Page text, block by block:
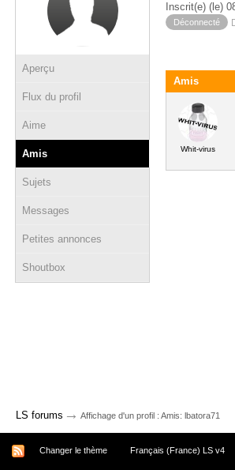
Aperçu
Flux du profil
Aime
Amis
Sujets
Messages
Petites annonces
Shoutbox
Inscrit(e) (le)
Déconnecté
Amis
Whit-virus
LS forums → Affichage d'un profil : Amis: lbatora71
Changer le thème Français (France) LS v4